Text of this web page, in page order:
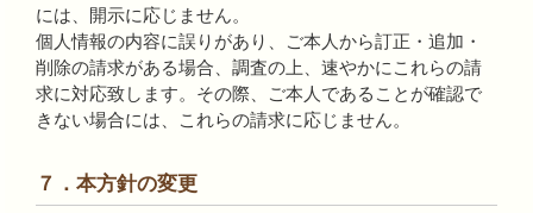
には、開示に応じません。
個人情報の内容に誤りがあり、ご本人から訂正・追加・
削除の請求がある場合、調査の上、速やかにこれらの請
求に対応致します。その際、ご本人であることが確認で
きない場合には、これらの請求に応じません。
７．本方針の変更